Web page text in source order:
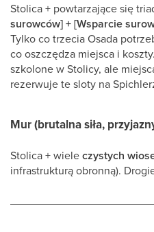
Stolica + powtarzające się
surowców] + [Wsparcie
Tylko co trzecia Osada
co oszczędza miejsca i
szkolone w Stolicy, ale
rezerwuje te sloty na
Mur (brutalna siła,
Stolica + wieleczystych
infrastrukturą obronną).